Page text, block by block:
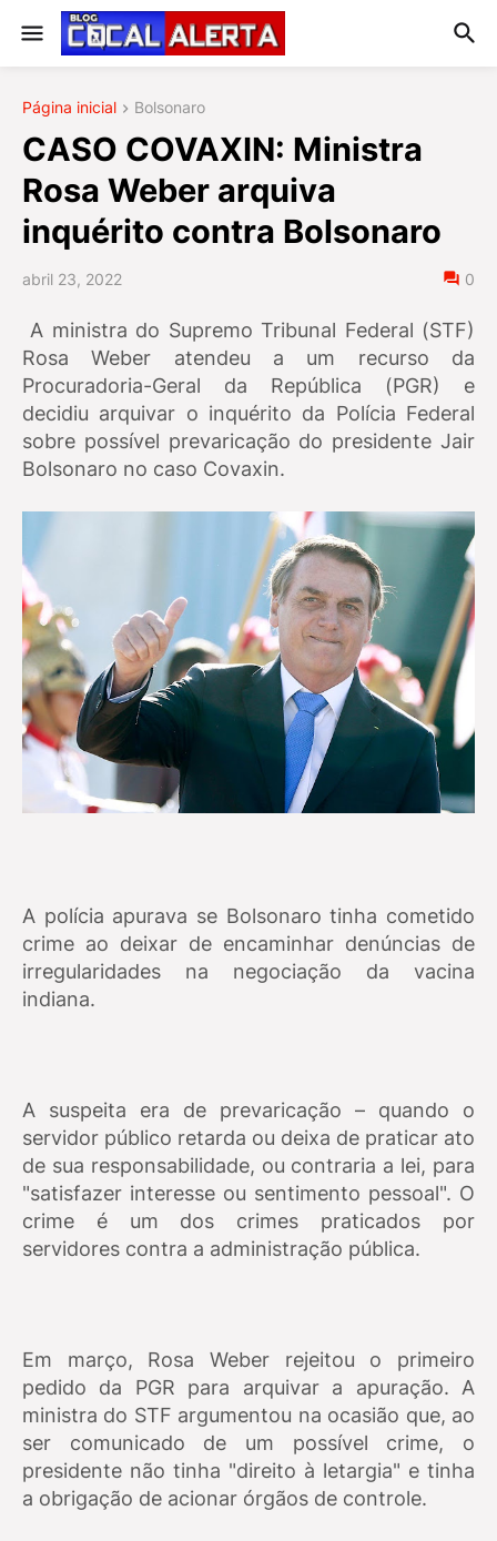
Página inicial Bolsonaro
CASO COVAXIN: Ministra
Rosa Weber arquiva
inquérito contra Bolsonaro
abril 23, 2022 0
A ministra do Supremo Tribunal Federal (STF)
Rosa Weber atendeu a um recurso da
Procuradoria-Geral da República (PGR) e
decidiu arquivar o inquérito da Polícia Federal
sobre possível prevaricação do presidente Jair
Bolsonaro no caso Covaxin.
A polícia apurava se Bolsonaro tinha cometido
crime ao deixar de encaminhar denúncias de
irregularidades na negociação da vacina
indiana.
A suspeita era de prevaricação – quando o
servidor público retarda ou deixa de praticar ato
de sua responsabilidade, ou contraria a lei, para
"satisfazer interesse ou sentimento pessoal". O
crime é um dos crimes praticados por
servidores contra a administração pública.
Em março, Rosa Weber rejeitou o primeiro
pedido da PGR para arquivar a apuração. A
ministra do STF argumentou na ocasião que, ao
ser comunicado de um possível crime, o
presidente não tinha "direito à letargia" e tinha
a obrigação de acionar órgãos de controle.